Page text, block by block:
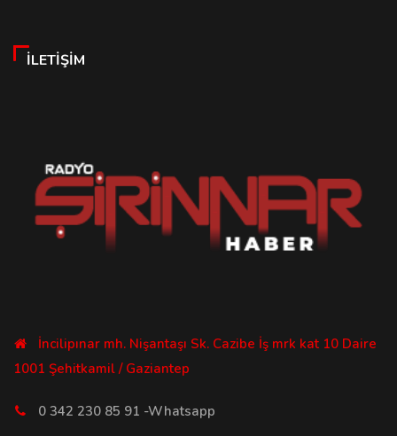
İLETIŞIM
İncilipınar mh. Nişantaşı Sk. Cazibe İş mrk kat 10 Daire
1001 Şehitkamil / Gaziantep
0 342 230 85 91 -Whatsapp